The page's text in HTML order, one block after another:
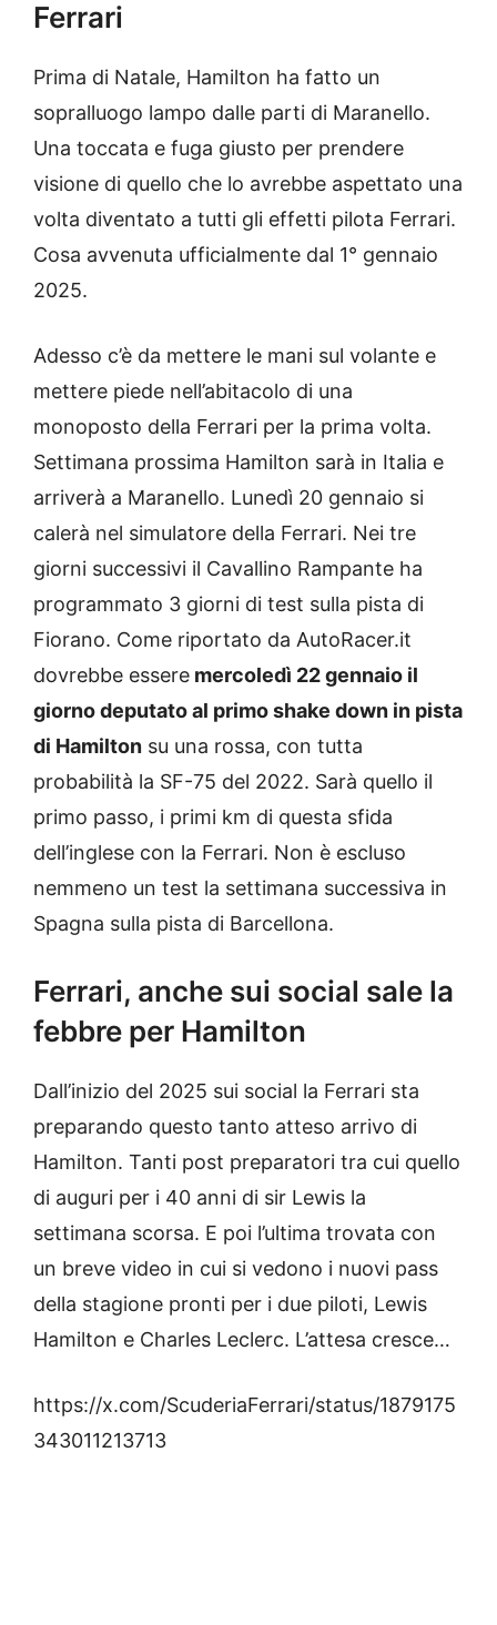
Ferrari
Prima di Natale, Hamilton ha fatto un
sopralluogo lampo dalle parti di Maranello.
Una toccata e fuga giusto per prendere
visione di quello che lo avrebbe aspettato una
volta diventato a tutti gli effetti pilota Ferrari.
Cosa avvenuta ufficialmente dal 1° gennaio
2025.
Adesso c’è da mettere le mani sul volante e
mettere piede nell’abitacolo di una
monoposto della Ferrari per la prima volta.
Settimana prossima Hamilton sarà in Italia e
arriverà a Maranello. Lunedì 20 gennaio si
calerà nel simulatore della Ferrari. Nei tre
giorni successivi il Cavallino Rampante ha
programmato 3 giorni di test sulla pista di
Fiorano. Come riportato da AutoRacer.it
dovrebbe essere mercoledì 22 gennaio il
giorno deputato al primo shake down in pista
di Hamilton su una rossa, con tutta
probabilità la SF-75 del 2022. Sarà quello il
primo passo, i primi km di questa sfida
dell’inglese con la Ferrari. Non è escluso
nemmeno un test la settimana successiva in
Spagna sulla pista di Barcellona.
Ferrari, anche sui social sale la
febbre per Hamilton
Dall’inizio del 2025 sui social la Ferrari sta
preparando questo tanto atteso arrivo di
Hamilton. Tanti post preparatori tra cui quello
di auguri per i 40 anni di sir Lewis la
settimana scorsa. E poi l’ultima trovata con
un breve video in cui si vedono i nuovi pass
della stagione pronti per i due piloti, Lewis
Hamilton e Charles Leclerc. L’attesa cresce…
https://x.com/ScuderiaFerrari/status/1879175
343011213713